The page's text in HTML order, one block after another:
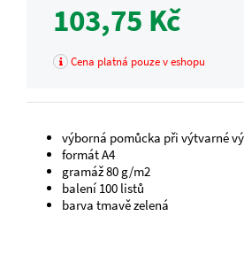
103,75 Kč
Cena platná pouze v eshopu
výborná pomůcka při výtvarné
formát A4
gramáž 80 g/m2
balení 100 listů
barva tmavě zelená